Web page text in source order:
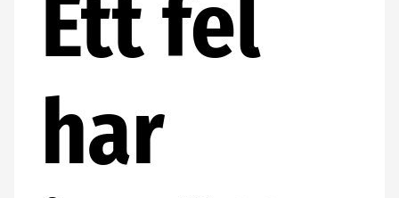
Ett fel
har